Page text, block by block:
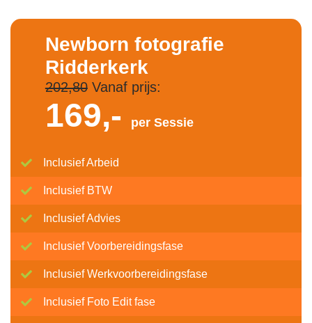
Newborn fotografie
Ridderkerk
202,80Vanaf prijs:
169,- per Sessie
Inclusief Arbeid
Inclusief BTW
Inclusief Advies
Inclusief Voorbereidingsfase
Inclusief Werkvoorbereidingsfase
Inclusief Foto Edit fase